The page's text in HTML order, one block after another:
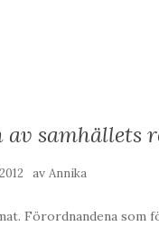
samhällets
av Annika
Förordnandena som